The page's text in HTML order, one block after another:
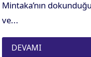
Mintaka’nın
ve...
DEVAMI